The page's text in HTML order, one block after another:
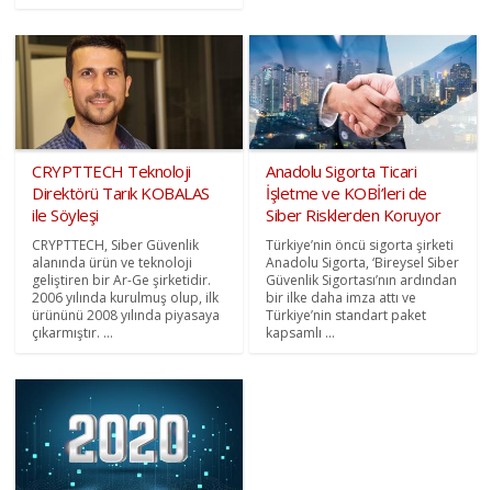
CRYPTTECH Teknoloji
Direktörü Tarık KOBALAS
ile Söyleşi
CRYPTTECH, Siber Güvenlik
alanında ürün ve teknoloji
geliştiren bir Ar-Ge şirketidir.
2006 yılında kurulmuş olup, ilk
ürününü 2008 yılında piyasaya
çıkarmıştır. ...
Anadolu Sigorta Ticari
İşletme ve KOBİ’leri de
Siber Risklerden Koruyor
Türkiye’nin öncü sigorta şirketi
Anadolu Sigorta, ‘Bireysel Siber
Güvenlik Sigortası’nın ardından
bir ilke daha imza attı ve
Türkiye’nin standart paket
kapsamlı ...